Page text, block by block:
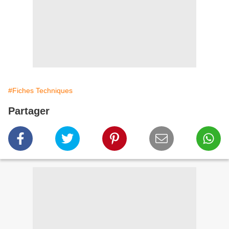
#Fiches Techniques
Partager